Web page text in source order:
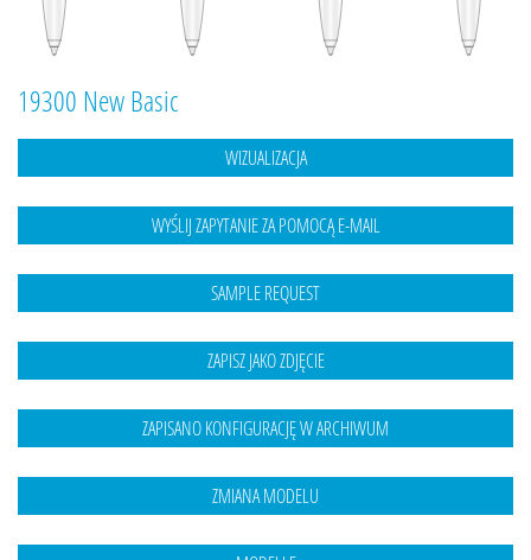
19300 New Basic